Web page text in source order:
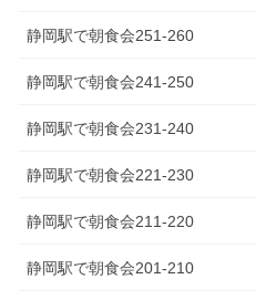
静岡駅で朝食会251-260
静岡駅で朝食会241-250
静岡駅で朝食会231-240
静岡駅で朝食会221-230
静岡駅で朝食会211-220
静岡駅で朝食会201-210